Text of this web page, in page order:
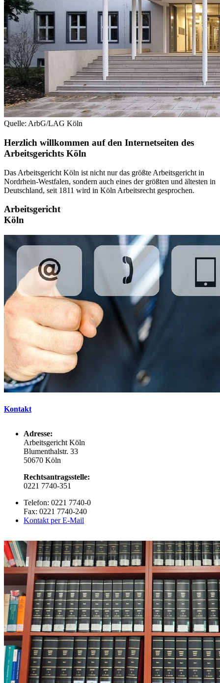
Quelle: ArbG/LAG Köln
Herzlich willkommen auf den Internetseiten des
Arbeitsgerichts Köln
Das Arbeitsgericht Köln ist nicht nur das größte Arbeitsgericht in
Nordrhein-Westfalen, sondern auch eines der größten und ältesten in
Deutschland, seit 1811 wird in Köln Arbeitsrecht gesprochen.
Arbeitsgericht
Köln
Kontakt
Adresse:
Arbeitsgericht Köln
Blumenthalstr. 33
50670 Köln
Rechtsantragsstelle:
0221 7740-351
Telefon: 0221 7740-0
Fax: 0221 7740-240
Kontakt per E-Mail